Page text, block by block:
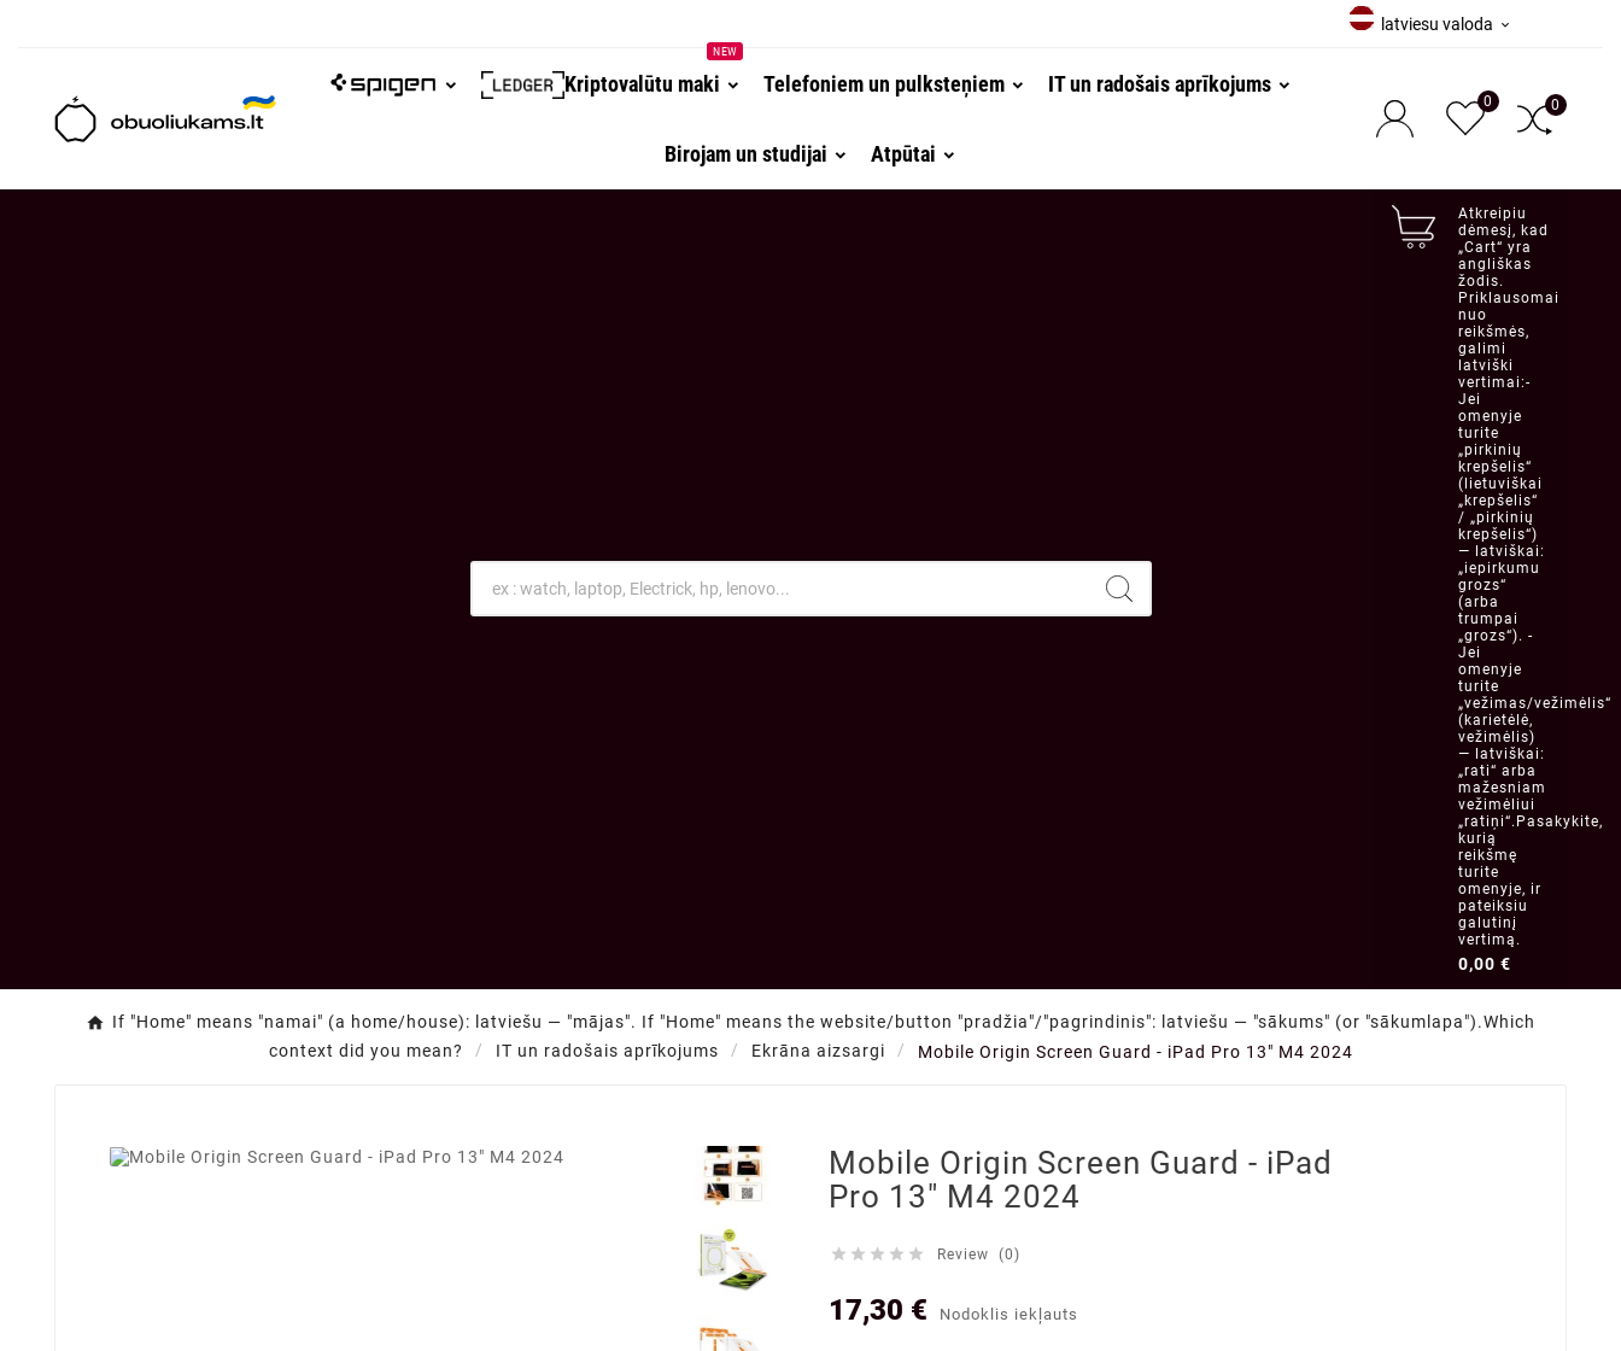
latviesu valoda 
Kriptovalūtu maki
NEW
Telefoniem un pulksteņiem IT un radošais aprīkojums
Birojam un studijai Atpūtai
0 0
Atkreipiu
dėmesį, kad
„Cart“ yra
angliškas
žodis.
Priklausomai
nuo
reikšmės,
galimi
latviški
vertimai:-
Jei
omenyje
turite
„pirkinių
krepšelis“
(lietuviškai
„krepšelis“
/ „pirkinių
krepšelis“)
— latviškai:
„iepirkumu
grozs“
(arba
trumpai
„grozs“). -
Jei
omenyje
turite
„vežimas/vežimėlis“
(karietėlė,
vežimėlis)
— latviškai:
„rati“ arba
mažesniam
vežimėliui
„ratiņi“.Pasakykite,
kurią
reikšmę
turite
omenyje, ir
pateiksiu
galutinį
vertimą.
0,00 €
If "Home" means "namai" (a home/house): latviešu — "mājas". If "Home" means the website/button "pradžia"/"pagrindinis": latviešu — "sākums" (or "sākumlapa").Which
context did you mean?
IT un radošais aprīkojums Ekrāna aizsargi Mobile Origin Screen Guard - iPad Pro 13" M4 2024
Mobile Origin Screen Guard - iPad
Pro 13" M4 2024
     Review (0)
17,30 € Nodoklis iekļauts